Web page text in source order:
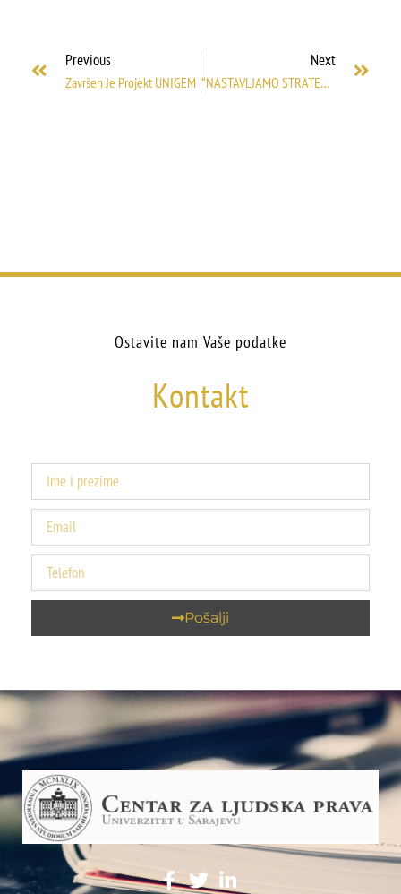
Previous
Završen Je Projekt UNIGEM
Next
“NASTAVLJAMO STRATEŠKI DIJALOG O REZOLUCIJI 1325”
Ostavite nam Vaše podatke
Kontakt
Pošalji